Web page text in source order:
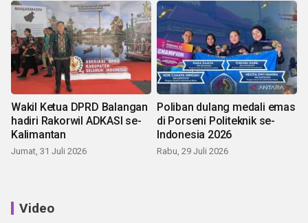
Wakil Ketua DPRD Balangan
hadiri Rakorwil ADKASI se-
Kalimantan
Jumat, 31 Juli 2026
Poliban dulang medali emas
di Porseni Politeknik se-
Indonesia 2026
Rabu, 29 Juli 2026
Video